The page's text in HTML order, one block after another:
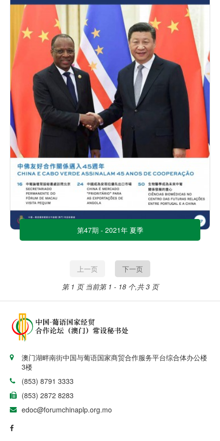
第47期 - 2021年 夏季
上一页
下一页
第 1 页 当前第 1 - 18 个,共 3 页
澳门湖畔南街中国与葡语国家商贸合作服务平台综合体办公楼
3楼
(853) 8791 3333
(853) 2872 8283
edoc@forumchinaplp.org.mo